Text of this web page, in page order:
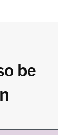
be